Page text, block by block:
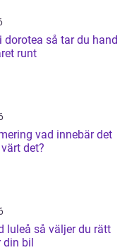
så tar du hand
runt
innebär det
det?
du rätt
din bil